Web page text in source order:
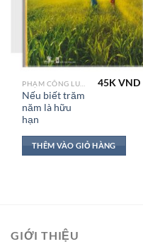
Nếu biết trăm
năm là hữu
hạn
45KVND
THÊM VÀO GIỎ HÀNG
GIỚI THIỆU